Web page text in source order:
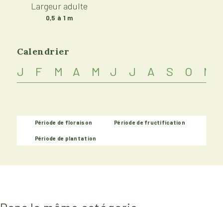
Largeur adulte
0,5 à 1 m
Calendrier
J F M A M J J A S O N
Période de floraison Période de fructification
Période de plantation